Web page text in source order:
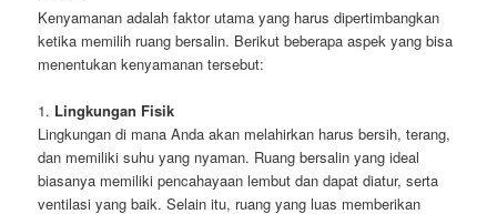
Kenyamanan adalah faktor utama yang harus dipertimbangkan
ketika memilih ruang bersalin. Berikut beberapa aspek yang bisa
menentukan kenyamanan tersebut:
1. Lingkungan Fisik
Lingkungan di mana Anda akan melahirkan harus bersih, terang,
dan memiliki suhu yang nyaman. Ruang bersalin yang ideal
biasanya memiliki pencahayaan lembut dan dapat diatur, serta
ventilasi yang baik. Selain itu, ruang yang luas memberikan